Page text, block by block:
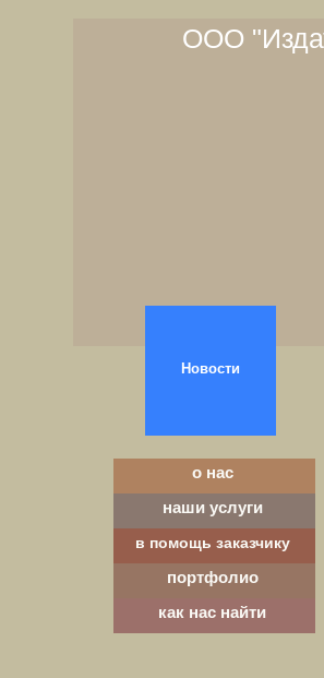
ООО
о нас
наши услуги
в помощь заказчику
портфолио
как нас найти
Новости